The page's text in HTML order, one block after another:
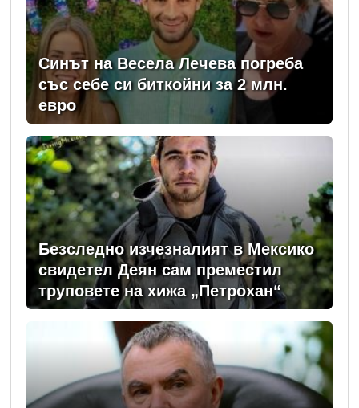
Синът на Весела Лечева погреба
със себе си биткойни за 2 млн.
евро
Безследно изчезналият в Мексико
свидетел Деян сам преместил
труповете на хижа „Петрохан“